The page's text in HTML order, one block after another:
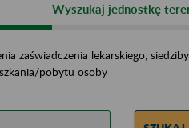
zaświadczenia lekarskiego, siedziby
pobytu osoby
Wyszukaj jednostkę